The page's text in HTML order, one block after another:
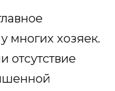
многих хозяек.
отсутствие